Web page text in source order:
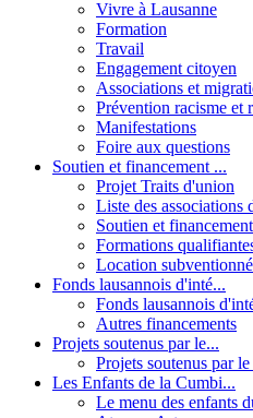
Vivre à Lausanne
Formation
Travail
Engagement citoyen
Associations et
Prévention racisme et
Manifestations
Foire aux questions
Soutien et financement ...
Projet Traits d'union
Liste des associations
Soutien et
Formations
Location
Fonds lausannois d'inté...
Fonds lausannois
Autres financements
Projets soutenus par le...
Projets soutenus par
Les Enfants de la Cumbi...
Le menu des enfants